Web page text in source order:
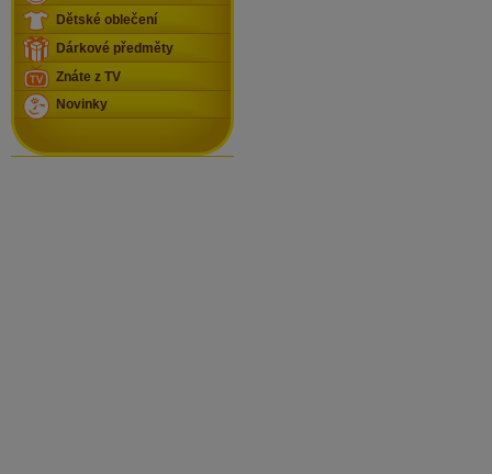
Dětské oblečení
Dárkové předměty
Znáte z TV
Novinky